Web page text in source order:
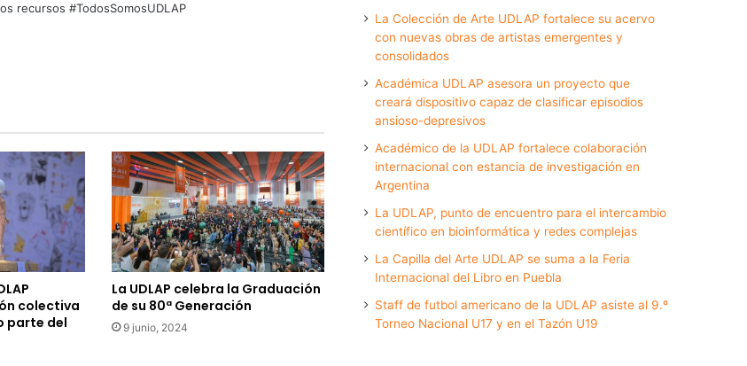
recursos #TodosSomosUDLAP
colectiva
parte del
La UDLAP celebra la Graduación
de su 80ª Generación
9 junio, 2024
La Colección de Arte UDLAP fortalece su acervo
con nuevas obras de artistas emergentes y
consolidados
Académica UDLAP asesora un proyecto que
creará dispositivo capaz de clasificar episodios
ansioso-depresivos
Académico de la UDLAP fortalece colaboración
internacional con estancia de investigación en
Argentina
La UDLAP, punto de encuentro para el intercambio
científico en bioinformática y redes complejas
La Capilla del Arte UDLAP se suma a la Feria
Internacional del Libro en Puebla
Staff de futbol americano de la UDLAP asiste al 9.º
Torneo Nacional U17 y en el Tazón U19